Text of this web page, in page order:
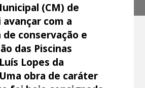
(CM) de
avançar com a
conservação e
das Piscinas
Lopes da
obra de caráter